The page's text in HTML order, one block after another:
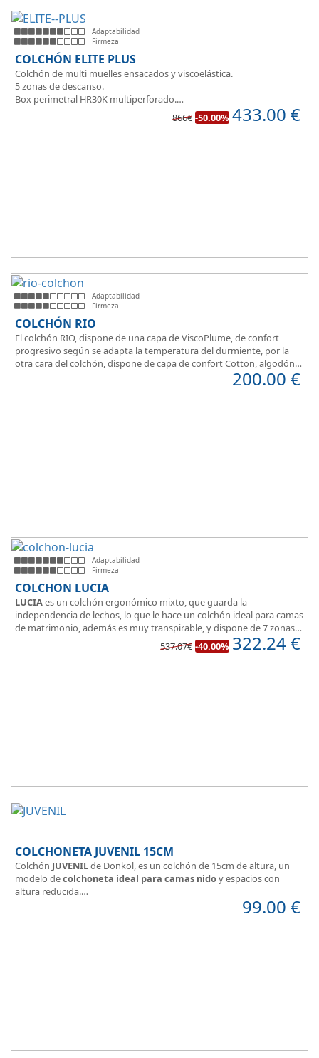
Adaptabilidad
Firmeza
COLCHÓN ELITE PLUS
Colchón de multi muelles ensacados y viscoelástica.
5 zonas de descanso.
Box perimetral HR30K multiperforado.
Para personas que buscan la comodidad y confort a la hora de
866€ -50.00% 433.00 €
Adaptabilidad
Firmeza
COLCHÓN RIO
El colchón RIO, dispone de una capa de ViscoPlume, de confort
progresivo según se adapta la temperatura del durmiente, por la
otra cara del colchón, dispone de capa de confort Cotton, algodón
100% que brinda una sensación de confort inmediata.200.00 €
Adaptabilidad
Firmeza
COLCHON LUCIA
LUCIAes un colchón ergonómico mixto, que guarda la
independencia de lechos, lo que le hace un colchón ideal para camas
de matrimonio, además es muy transpirable, y dispone de 7 zonas
537.07€ -40.00% 322.24€
COLCHONETA JUVENIL 15CM
Colchón JUVENILde Donkol, es un colchón de 15cm de altura, un
modelo decolchoneta ideal para camas nidoy espacios con
altura reducida.
suelen elegir
99.00 €